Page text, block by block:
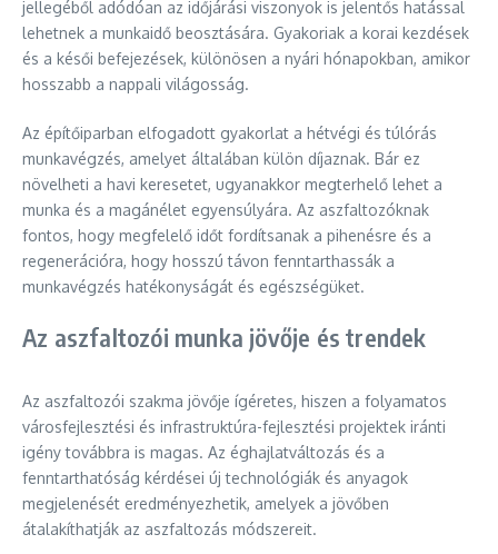
jellegéből adódóan az időjárási viszonyok is jelentős hatással
lehetnek a munkaidő beosztására. Gyakoriak a korai kezdések
és a késői befejezések, különösen a nyári hónapokban, amikor
hosszabb a nappali világosság.
Az építőiparban elfogadott gyakorlat a hétvégi és túlórás
munkavégzés, amelyet általában külön díjaznak. Bár ez
növelheti a havi keresetet, ugyanakkor megterhelő lehet a
munka és a magánélet egyensúlyára. Az aszfaltozóknak
fontos, hogy megfelelő időt fordítsanak a pihenésre és a
regenerációra, hogy hosszú távon fenntarthassák a
munkavégzés hatékonyságát és egészségüket.
Az aszfaltozói munka jövője és trendek
Az aszfaltozói szakma jövője ígéretes, hiszen a folyamatos
városfejlesztési és infrastruktúra-fejlesztési projektek iránti
igény továbbra is magas. Az éghajlatváltozás és a
fenntarthatóság kérdései új technológiák és anyagok
megjelenését eredményezhetik, amelyek a jövőben
átalakíthatják az aszfaltozás módszereit.